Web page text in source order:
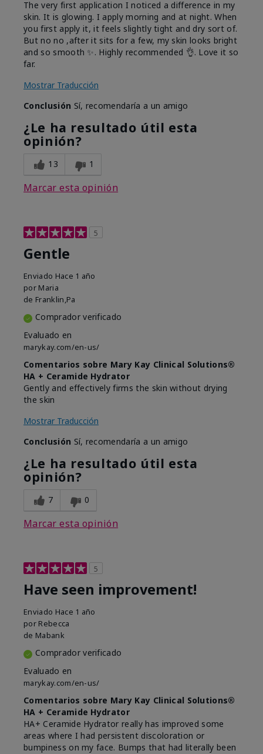
The very first application I noticed a difference in my
skin. It is glowing. I apply morning and at night. When
you first apply it, it feels slightly tight and dry sort of.
But no no ,after it sits for a few, my skin looks bright
and so smooth ✨️. Highly recommended 👌. Love it so
far.
Mostrar Traducción
Conclusión Sí, recomendaría a un amigo
¿Le ha resultado útil esta
opinión?
13 1
Marcar esta opinión
5
Gentle
Enviado Hace 1 año
por Maria
de Franklin,Pa
Comprador verificado
Evaluado en
marykay.com/en-us/
Comentarios sobre Mary Kay Clinical Solutions®
HA + Ceramide Hydrator
Gently and effectively firms the skin without drying
the skin
Mostrar Traducción
Conclusión Sí, recomendaría a un amigo
¿Le ha resultado útil esta
opinión?
7 0
Marcar esta opinión
5
Have seen improvement!
Enviado Hace 1 año
por Rebecca
de Mabank
Comprador verificado
Evaluado en
marykay.com/en-us/
Comentarios sobre Mary Kay Clinical Solutions®
HA + Ceramide Hydrator
HA+ Ceramide Hydrator really has improved some
areas where I had persistent discoloration or
bumpiness on my face. Bumps that had literally been